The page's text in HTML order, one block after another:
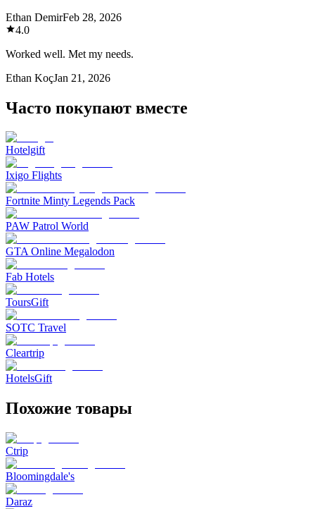
Ethan DemirFeb 28, 2026
4.0
Worked well. Met my needs.
Ethan KoçJan 21, 2026
Часто покупают вместе
Hotelgift
Ixigo Flights
Fortnite Minty Legends Pack
PAW Patrol World
GTA Online Megalodon
Fab Hotels
ToursGift
SOTC Travel
Cleartrip
HotelsGift
Похожие товары
Ctrip
Bloomingdale's
Daraz